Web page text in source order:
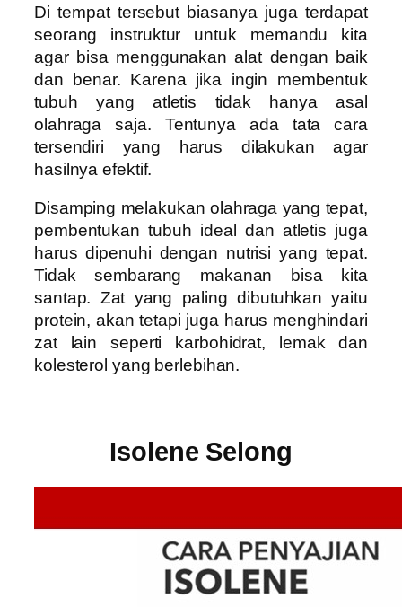
Di tempat tersebut biasanya juga terdapat
seorang instruktur untuk memandu kita
agar bisa menggunakan alat dengan baik
dan benar. Karena jika ingin membentuk
tubuh yang atletis tidak hanya asal
olahraga saja. Tentunya ada tata cara
tersendiri yang harus dilakukan agar
hasilnya efektif.
Disamping melakukan olahraga yang tepat,
pembentukan tubuh ideal dan atletis juga
harus dipenuhi dengan nutrisi yang tepat.
Tidak sembarang makanan bisa kita
santap. Zat yang paling dibutuhkan yaitu
protein, akan tetapi juga harus menghindari
zat lain seperti karbohidrat, lemak dan
kolesterol yang berlebihan.
Isolene Selong